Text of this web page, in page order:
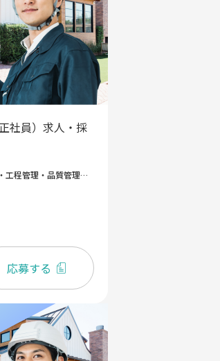
社員）求人・採
受注案件の予算管理・工程管理・品質管理・安全管理を遂行し、制作・施工管理をおこなうディレクション業務 施工管理の仕事は工事が計画どおりに進むよう全体を管理することで、その業務は広範囲にわたります。 主な業務は下記の4つです。 「工程管理」では、決められた工期内に作業が完了するよう人員の配置やスケジュール・進捗管理を行います。 「品質管理」では、材質や強度が仕様書・設計図書の品質を満たしているか確認します。 「原価管理」では、決められた予算内で工事ができるよう人件費や材料費など工事にかかる費用を管理します。 「安全管理」では、現場の作業員の安全を守るために設備・機材の点検や環境整備を行います。 幅広い業務をお任せするので、管理スキルの向上を目指すことができます。 【仕事のやりがい】 施工管理の仕事は、よく「大変」「きつい」と聞くことが多いです。 しかし、そんな苦労の多い施工管理の仕事を、10年・20年と⻑く続けている人が内装業界にはたくさんいます。 なぜ、そんなにも⻑く頑張れるのか。その理由には「仕事に対するやりがい」が大きく関係していると思います。 多くの人が関わり複雑な工程を経る工事の現場では、全体を俯瞰する施工管理が重要な役割を担っています。 現場を指揮する司令塔として、工事に携わる多くの人をまとめ上げ、納期までに工事を終わらせることができたときの安堵感・充実感。 担当した現場を引渡し、開店を迎え、お客様が来場された時の達成感は、何物にも代えがたいものだと思います。 また、自分のスキルアップを実感しやすく、街づくりの一環として社会の役に立っているというやりがいも感じることができるでしょう。 【元請けとして、クライアントと信頼関係を構築】 当社では、ほぼ100％元請けとして工事受注をしております。 物販、飲食、サービス、ホテル、温浴施設など、一般店舗から大型商業施設まで多彩な商空間をつくり出しています。 1人1現場を担当・管理することを基本とし、業務に集中・専念しやすい環境を整え クライアントとのコミュニケーション密度を上げることで信頼度を向上させたいと考えています。
応募する